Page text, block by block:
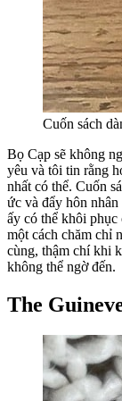
Cuốn sách
Bọ Cạp sẽ không
yêu và tôi tin rằng
nhất có thể. Cuốn
ức và đẩy hôn
ấy có thể khôi phục
một cách chăm chỉ
cùng, thậm chí khi
không thể ngờ đến.
The